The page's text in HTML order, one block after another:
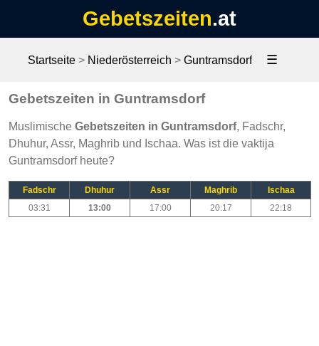
Gebetszeiten.at
Startseite> Niederösterreich > Guntramsdorf ☰
Gebetszeiten in Guntramsdorf
Muslimische Gebetszeiten in Guntramsdorf, Fadschr,
Dhuhur, Assr, Maghrib und Ischaa. Was ist die vaktija
Guntramsdorf heute?
Fadschr Dhuhur Assr Maghrib
Ischaa
03:31
13:00 17:00 20:17 22:18